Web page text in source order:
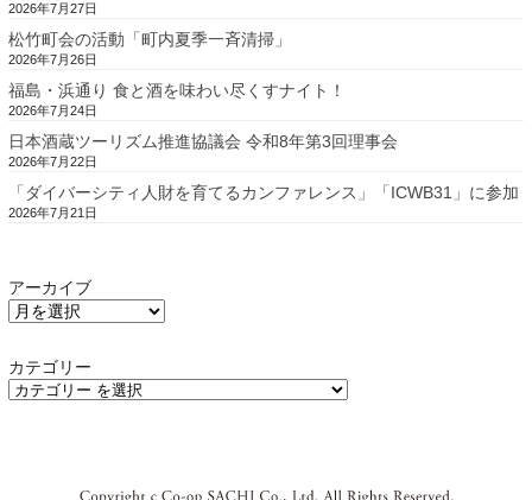
2026年7月27日
松竹町会の活動「町内夏季一斉清掃」
2026年7月26日
福島・浜通り 食と酒を味わい尽くすナイト！
2026年7月24日
日本酒蔵ツーリズム推進協議会 令和8年第3回理事会
2026年7月22日
「ダイバーシティ人財を育てるカンファレンス」「ICWB31」に参加
2026年7月21日
アーカイブ
カテゴリー